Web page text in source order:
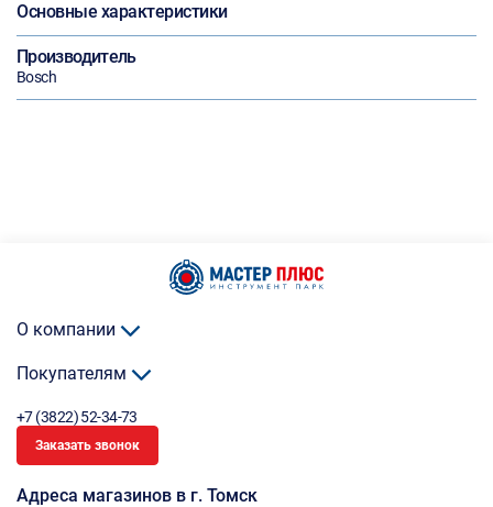
Основные характеристики
Производитель
Bosch
О компании
Покупателям
+7 (3822) 52-34-73
Заказать звонок
Адреса магазинов в г. Томск